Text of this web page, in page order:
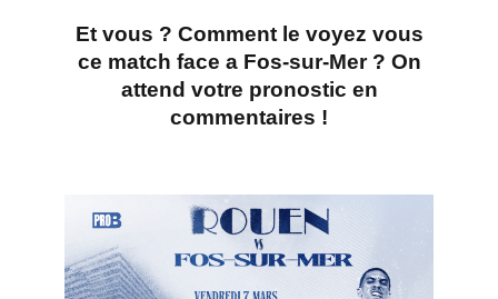
Et vous ? Comment le voyez vous
ce match face a Fos-sur-Mer ? On
attend votre pronostic en
commentaires !